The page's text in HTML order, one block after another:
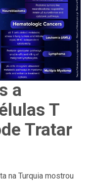
a
T
Tratar
na Turquia mostrou